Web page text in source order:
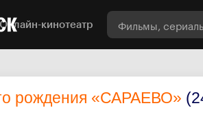
Онлайн-кинотеатр
рождения «САРАЕВО»